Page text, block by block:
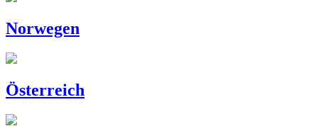
Norwegen
Österreich